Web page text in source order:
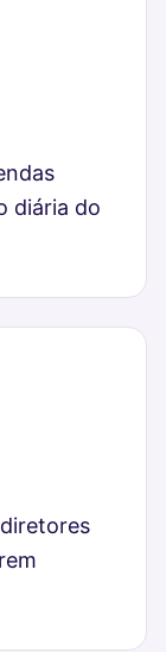
diária do